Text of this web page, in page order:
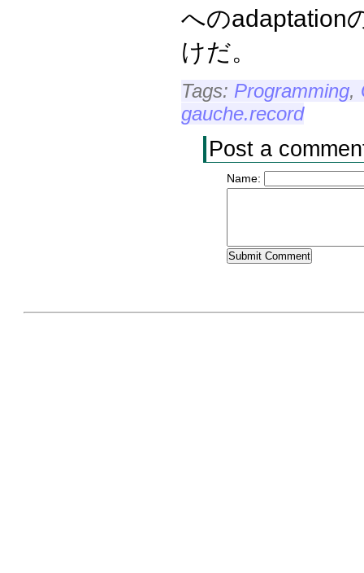
へのadaptation
けだ。
Tags: Programming,
gauche.record
Post a
Name: